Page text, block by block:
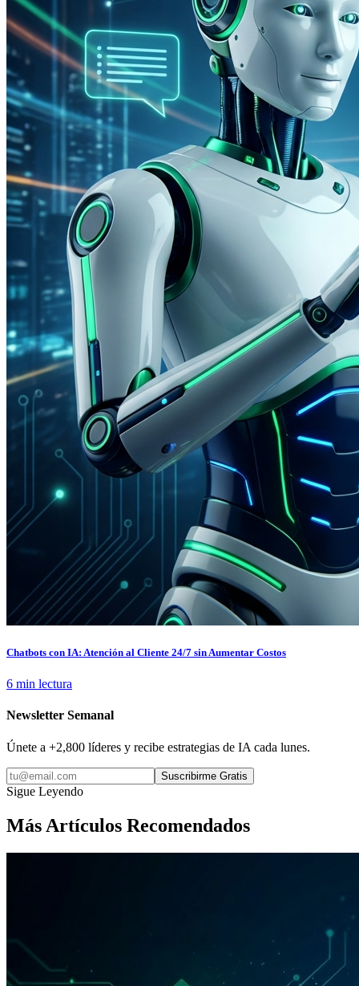
Chatbots con IA: Atención al Cliente 24/7 sin Aumentar Costos
6 min lectura
Newsletter Semanal
Únete a +2,800 líderes y recibe estrategias de IA cada lunes.
Suscribirme Gratis
Sigue Leyendo
Más Artículos Recomendados